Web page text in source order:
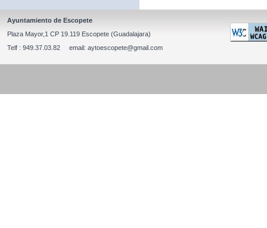
Ayuntamiento de Escopete
Plaza Mayor,1 CP 19.119 Escopete (Guadalajara)
Telf : 949.37.03.82 email: aytoescopete@gmail.com